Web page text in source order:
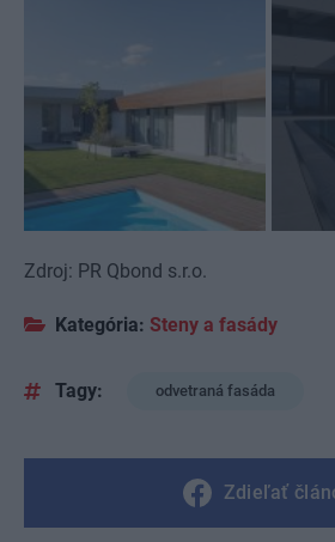
Zdroj: PR Qbond s.r.o.
Kategória: Steny a fasády
Tagy: odvetraná fasáda
Zdieľať